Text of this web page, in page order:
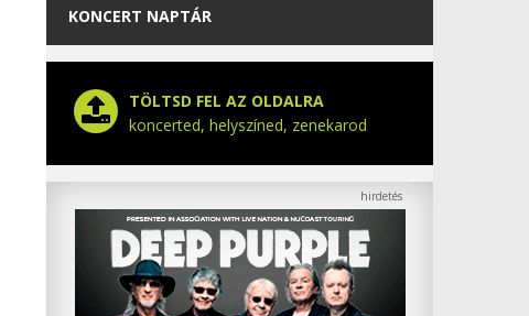
KONCERT NAPTÁR
TÖLTSD FEL AZ OLDALRA
koncerted, helyszíned, zenekarod